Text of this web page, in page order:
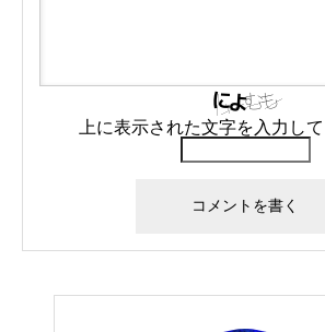
上に表示された文字を入力して